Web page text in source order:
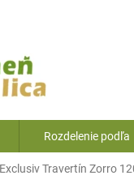
Rozdelenie podľa
Exclusiv Travertín Zorro